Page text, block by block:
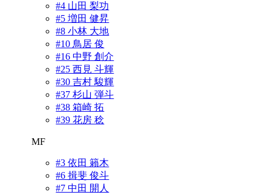
#4 山田 梨功
#5 増田 健昇
#8 小林 大地
#10 鳥居 俊
#16 中野 創介
#25 西見 斗輝
#30 吉村 駿輝
#37 杉山 弾斗
#38 箱崎 拓
#39 花房 稔
MF
#3 依田 籟木
#6 揖斐 俊斗
#7 中田 開人